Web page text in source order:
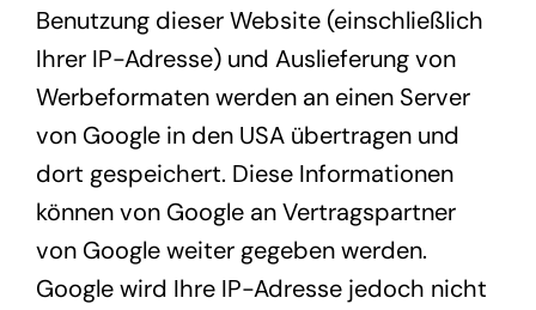
Benutzung dieser Website (einschließlich
Ihrer IP-Adresse) und Auslieferung von
Werbeformaten werden an einen Server
von Google in den USA übertragen und
dort gespeichert. Diese Informationen
können von Google an Vertragspartner
von Google weiter gegeben werden.
Google wird Ihre IP-Adresse jedoch nicht